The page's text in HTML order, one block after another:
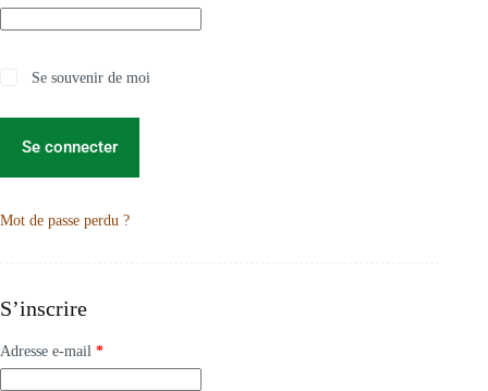
Se souvenir de moi
Se connecter
Mot de passe perdu ?
S’inscrire
Adresse e-mail *